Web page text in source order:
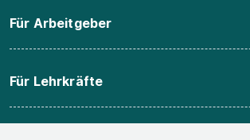
Für Arbeitgeber
Für Lehrkräfte